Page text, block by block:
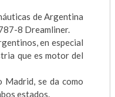
de Argentina
8 Dreamliner.
en especial
que es motor del
Madrid, se da como
estados.